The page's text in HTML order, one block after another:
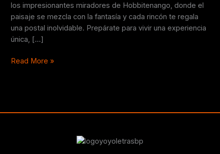
los impresionantes miradores de Hobbitenango, donde el
paisaje se mezcla con la fantasía y cada rincón te regala
una postal inolvidable. Prepárate para vivir una experiencia
única, […]
Read More »